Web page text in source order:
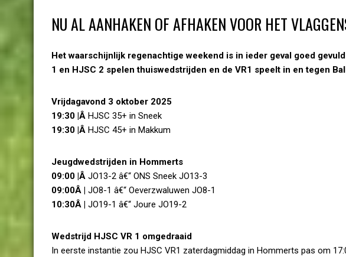
NU AL AANHAKEN OF AFHAKEN VOOR HET
Het waarschijnlijk regenachtige weekend is in ieder geval goed
1 en HJSC 2 spelen thuiswedstrijden en de VR1 speelt in en tegen
Vrijdagavond 3 oktober 2025
19:30 |Â HJSC 35+ in Sneek
19:30 |Â HJSC 45+ in Makkum
Jeugdwedstrijden in Hommerts
09:00 |Â JO13-2 â€“ ONS Sneek JO13-3
09:00Â | JO8-1 â€“ Oeverzwaluwen JO8-1
10:30Â | JO19-1 â€“ Joure JO19-2
Wedstrijd HJSC VR 1 omgedraaid
In eerste instantie zou HJSC VR1 zaterdagmiddag in Hommerts pas om